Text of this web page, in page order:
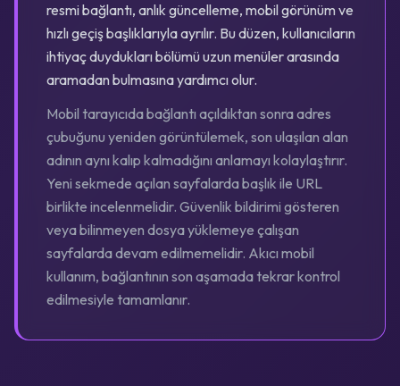
resmi bağlantı, anlık güncelleme, mobil görünüm ve
hızlı geçiş başlıklarıyla ayrılır. Bu düzen, kullanıcıların
ihtiyaç duydukları bölümü uzun menüler arasında
aramadan bulmasına yardımcı olur.
Mobil tarayıcıda bağlantı açıldıktan sonra adres
çubuğunu yeniden görüntülemek, son ulaşılan alan
adının aynı kalıp kalmadığını anlamayı kolaylaştırır.
Yeni sekmede açılan sayfalarda başlık ile URL
birlikte incelenmelidir. Güvenlik bildirimi gösteren
veya bilinmeyen dosya yüklemeye çalışan
sayfalarda devam edilmemelidir. Akıcı mobil
kullanım, bağlantının son aşamada tekrar kontrol
edilmesiyle tamamlanır.